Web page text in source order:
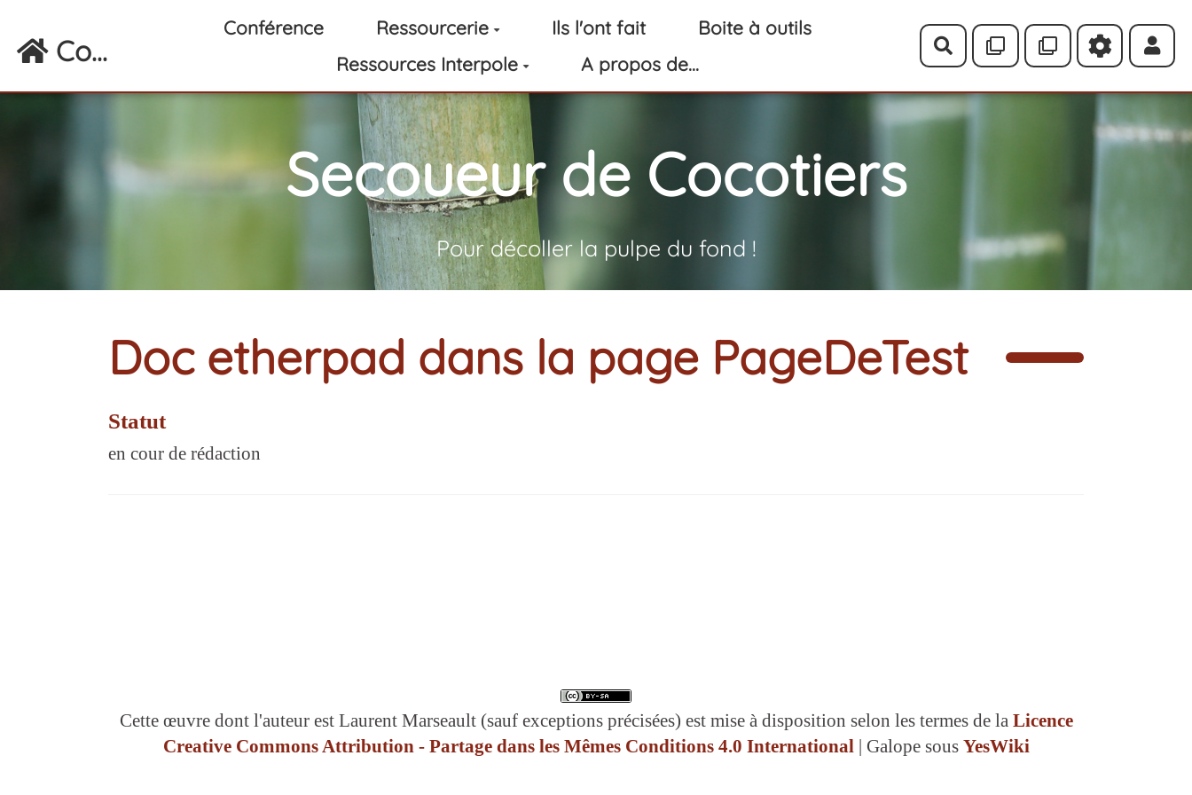
Aller au contenu principal
Co...
Conférence Ressourcerie Ils l'ont fait
Boite à outils
Ressources Interpole
A propos de...
Rechercher
Secoueur de Cocotiers
Pour décoller la pulpe du fond !
Doc etherpad dans la page PageDeTest
Statut
en cour de rédaction
Cette œuvre dont l'auteur est Laurent Marseault (sauf exceptions précisées) est mise à disposition selon les termes de la Licence
Creative Commons Attribution - Partage dans les Mêmes Conditions 4.0 International | Galope sous YesWiki